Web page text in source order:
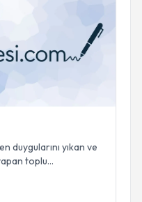
duygularını yıkan ve
toplu...